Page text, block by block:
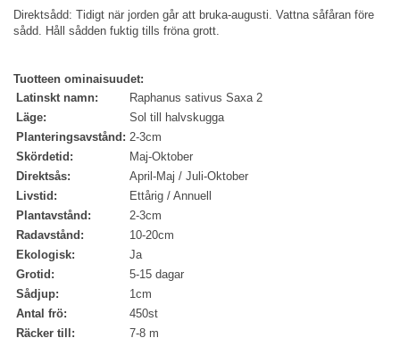
Direktsådd: Tidigt när jorden går att bruka-augusti. Vattna såfåran före
sådd. Håll sådden fuktig tills fröna grott.
Tuotteen ominaisuudet:
Latinskt namn:
Raphanus sativus Saxa 2
Läge:
Sol till halvskugga
Planteringsavstånd: 2-3cm
Skördetid:
Maj-Oktober
Direktsås:
April-Maj / Juli-Oktober
Livstid:
Ettårig / Annuell
Plantavstånd:
2-3cm
Radavstånd:
10-20cm
Ekologisk:
Ja
Grotid:
5-15 dagar
Sådjup:
1cm
Antal frö:
450st
Räcker till:
7-8 m